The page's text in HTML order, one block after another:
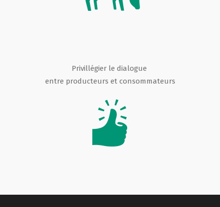
Privillégier le dialogue
entre producteurs et consommateurs